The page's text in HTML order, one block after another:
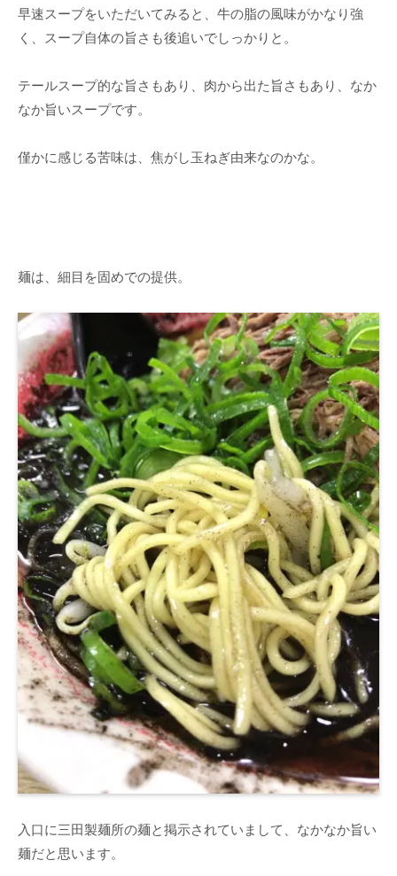
早速スープをいただいてみると、牛の脂の風味がかなり強
く、スープ自体の旨さも後追いでしっかりと。
テールスープ的な旨さもあり、肉から出た旨さもあり、なか
なか旨いスープです。
僅かに感じる苦味は、焦がし玉ねぎ由来なのかな。
麺は、細目を固めでの提供。
入口に三田製麺所の麺と掲示されていまして、なかなか旨い
麺だと思います。